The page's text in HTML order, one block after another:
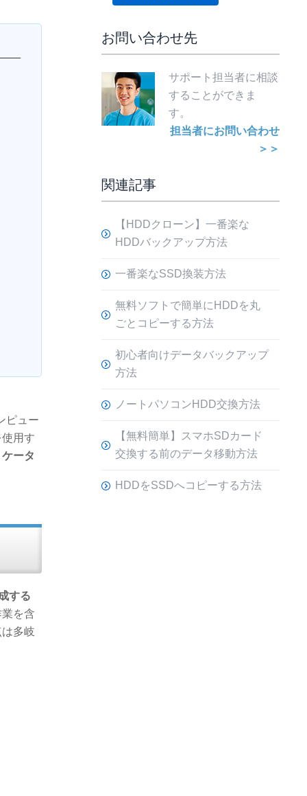
ピュー
用す
ータ
する
を含
多岐
お問い合わせ先
サポート担当者に相談
することができま
す。
担当者にお問い合わせ
＞＞
関連記事
【HDDクローン】一番楽な
HDDバックアップ方法
一番楽なSSD換装方法
無料ソフトで簡単にHDDを丸
ごとコピーする方法
初心者向けデータバックアップ
方法
ノートパソコンHDD交換方法
【無料簡単】スマホSDカード
交換する前のデータ移動方法
HDDをSSDへコピーする方法